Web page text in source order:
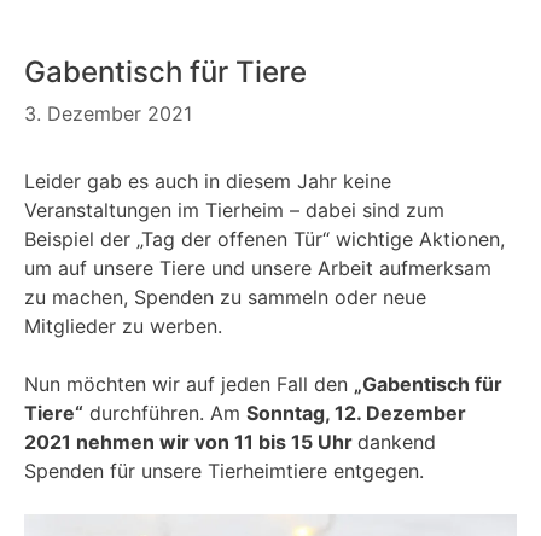
Gabentisch für Tiere
3. Dezember 2021
Leider gab es auch in diesem Jahr keine
Veranstaltungen im Tierheim – dabei sind zum
Beispiel der „Tag der offenen Tür“ wichtige Aktionen,
um auf unsere Tiere und unsere Arbeit aufmerksam
zu machen, Spenden zu sammeln oder neue
Mitglieder zu werben.
Nun möchten wir auf jeden Fall den „Gabentisch für
Tiere“ durchführen. Am Sonntag, 12. Dezember
2021 nehmen wir von 11 bis 15 Uhr dankend
Spenden für unsere Tierheimtiere entgegen.